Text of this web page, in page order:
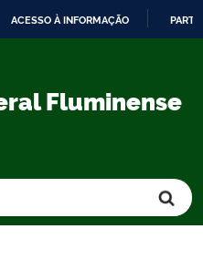
ACESSO À INFORMAÇÃO
Fluminense